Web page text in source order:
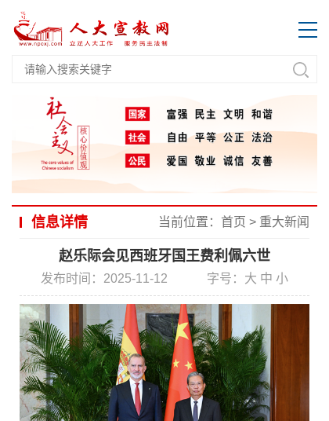
信息详情 当前位置： 首页 > 重大新闻
赵乐际会见西班牙国王费利佩六世
发布时间：2025-11-12 字号： 大 中 小